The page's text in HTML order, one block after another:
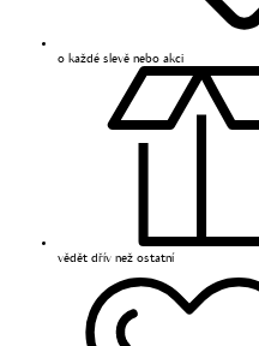
o každé slevě nebo akci
vědět dřív než ostatní